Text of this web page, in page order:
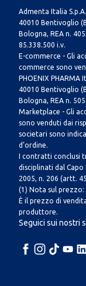
Admenta Italia
40010 Bentivoglio
Bologna, REA n.
85.338.500 i.v.
E-commerce - Gli
commerce sono
PHOENIX
40010 Bentivoglio
Bologna, REA n.
Marketplace - Gli
sono venduti dai
societari sono
d’ordine.
I contratti conclusi
disciplinati dal
2005, n. 206 (artt.
(1) Nota sul
È il prezzo di
produttore.
Seguici sui nostri